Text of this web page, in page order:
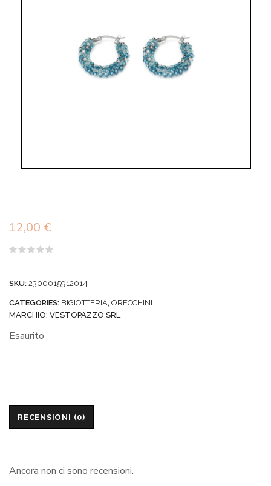
12,00 €
5
SKU: 2300015912014
CATEGORIES: BIGIOTTERIA, ORECCHINI
MARCHIO: VESTOPAZZO SRL
Esaurito
RECENSIONI (0)
Ancora non ci sono recensioni.